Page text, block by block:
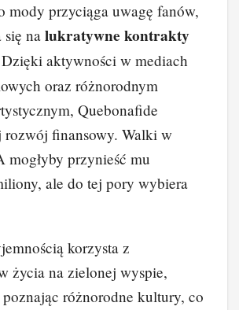
mody przyciąga uwagę fanów,
się na lukratywne kontrakty
aktywności w mediach
oraz różnorodnym
Quebonafide
rozwój finansowy. Walki w
przynieść mu
ale do tej pory wybiera
korzysta z
życia na zielonej wyspie,
różnorodne kultury, co